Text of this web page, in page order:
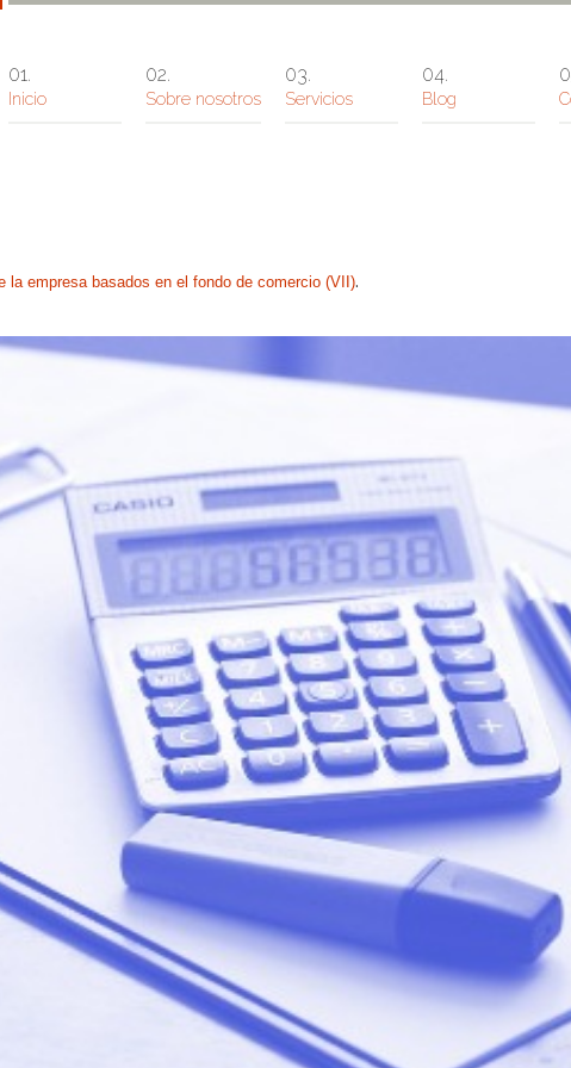
Inicio Sobre nosotros Servicios Blog
la empresa basados en el fondo de comercio (VII).